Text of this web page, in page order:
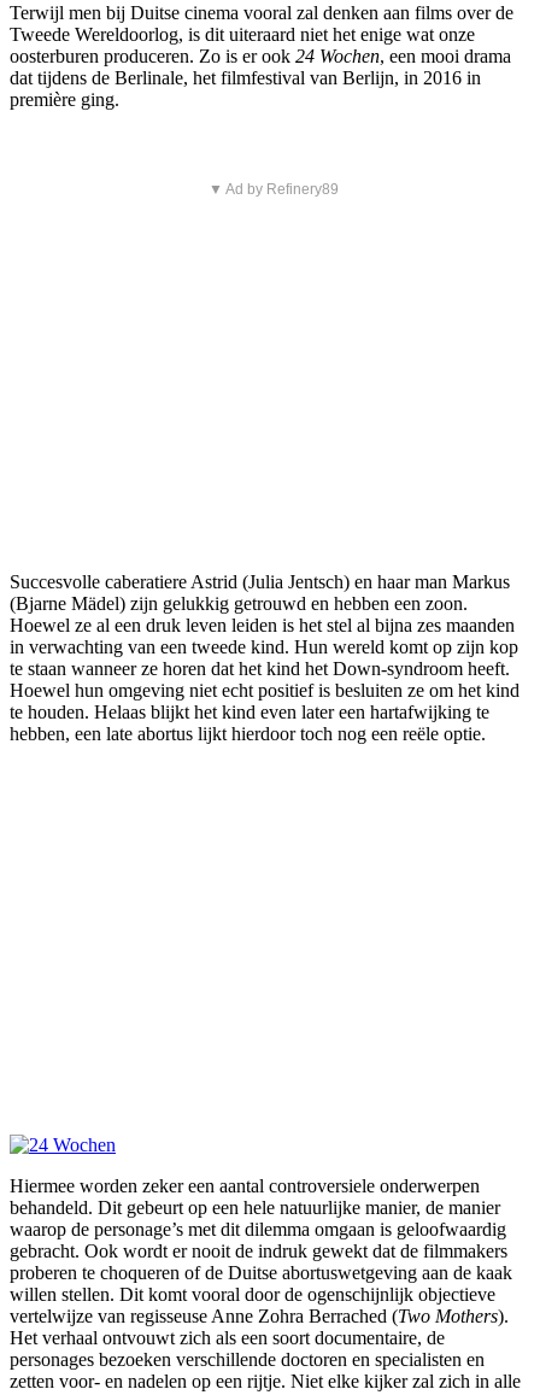
Terwijl men bij Duitse cinema vooral zal denken aan films over de
Tweede Wereldoorlog, is dit uiteraard niet het enige wat onze
oosterburen produceren. Zo is er ook 24 Wochen, een mooi drama
dat tijdens de Berlinale, het filmfestival van Berlijn, in 2016 in
première ging.
▼ Ad by Refinery89
Succesvolle caberatiere Astrid (Julia Jentsch) en haar man Markus
(Bjarne Mädel) zijn gelukkig getrouwd en hebben een zoon.
Hoewel ze al een druk leven leiden is het stel al bijna zes maanden
in verwachting van een tweede kind. Hun wereld komt op zijn kop
te staan wanneer ze horen dat het kind het Down-syndroom heeft.
Hoewel hun omgeving niet echt positief is besluiten ze om het kind
te houden. Helaas blijkt het kind even later een hartafwijking te
hebben, een late abortus lijkt hierdoor toch nog een reële optie.
Hiermee worden zeker een aantal controversiele onderwerpen
behandeld. Dit gebeurt op een hele natuurlijke manier, de manier
waarop de personage’s met dit dilemma omgaan is geloofwaardig
gebracht. Ook wordt er nooit de indruk gewekt dat de filmmakers
proberen te choqueren of de Duitse abortuswetgeving aan de kaak
willen stellen. Dit komt vooral door de ogenschijnlijk objectieve
vertelwijze van regisseuse Anne Zohra Berrached (Two Mothers).
Het verhaal ontvouwt zich als een soort documentaire, de
personages bezoeken verschillende doctoren en specialisten en
zetten voor- en nadelen op een rijtje. Niet elke kijker zal zich in alle